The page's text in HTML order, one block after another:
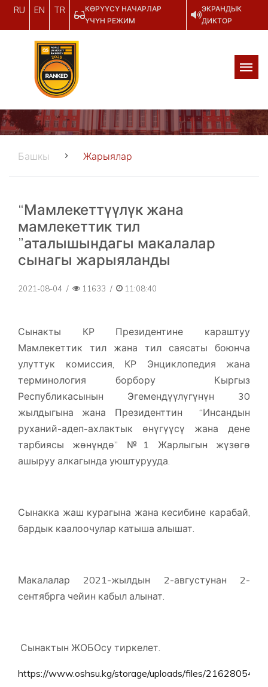
RU EN TR
КӨРҮҮСҮ НАЧАРЛАР
ҮЧҮН РЕЖИМ
ЭКРАНДЫК
ДИКТОР
Башкы Жарыялар
“Мамлекеттүүлүк жана
мамлекеттик тил
”аталышындагы макалалар
сынагы жарыяланды
2021-08-04 / 11633 / 11:08:40
Сынакты КР Президентине караштуу
Мамлекеттик тил жана тил саясаты боюнча
улуттук комиссия, КР Энциклопедия жана
терминология борбору Кыргыз
Республикасынын Эгемендүүлүгүнүн 30
жылдыгына жана Президенттин “Инсандын
руханий-адеп-ахлактык өнүгүүсү жана дене
тарбиясы жөнүндө” №1 Жарлыгын жүзөгө
ашыруу алкагында уюштурууда.
Сынакка жаш курагына жана кесибине карабай,
бардык каалоочулар катыша алышат.
Макалалар 2021-жылдын 2-августунан 2-
сентябрга чейин кабыл алынат.
Сынактын ЖОБОсу тиркелет.
https://www.oshsu.kg/storage/uploads/files/